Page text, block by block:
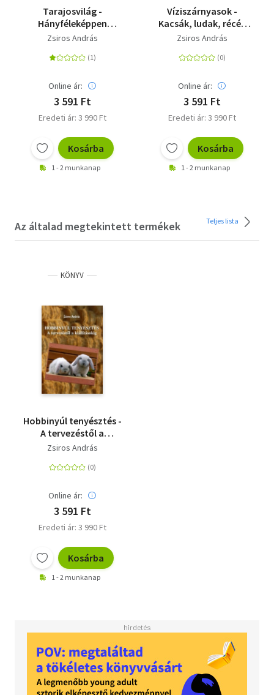
Tarajosvilág -
Hányféleképpen
hajthat hasznot a
baromfiudvar?
Zsiros András
Online ár:
3 591 Ft
Eredeti ár: 3 990 Ft
Kosárba
1 - 2 munkanap
Víziszárnyasok -
Kacsák, ludak, récék
tenyésztése
Zsiros András
Online ár:
3 591 Ft
Eredeti ár: 3 990 Ft
Kosárba
1 - 2 munkanap
Az általad megtekintett termékek Teljes lista
KÖNYV
Hobbinyúl tenyésztés -
A tervezéstől a
kiállításokig
Zsiros András
Online ár:
3 591 Ft
Eredeti ár: 3 990 Ft
Kosárba
1 - 2 munkanap